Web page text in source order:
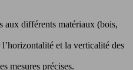
aux différents matériaux (bois,
et la verticalité des
mesures précises.